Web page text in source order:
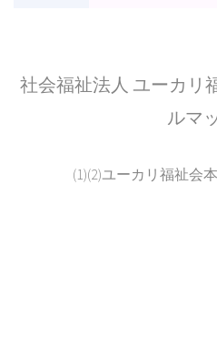
社会福祉法人 ユーカリ
ルマ
(1)(2)ユーカリ福祉会